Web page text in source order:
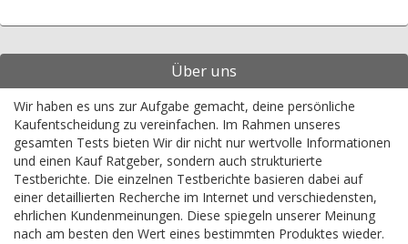
Über uns
Wir haben es uns zur Aufgabe gemacht, deine persönliche
Kaufentscheidung zu vereinfachen. Im Rahmen unseres
gesamten Tests bieten Wir dir nicht nur wertvolle Informationen
und einen Kauf Ratgeber, sondern auch strukturierte
Testberichte. Die einzelnen Testberichte basieren dabei auf
einer detaillierten Recherche im Internet und verschiedensten,
ehrlichen Kundenmeinungen. Diese spiegeln unserer Meinung
nach am besten den Wert eines bestimmten Produktes wieder.